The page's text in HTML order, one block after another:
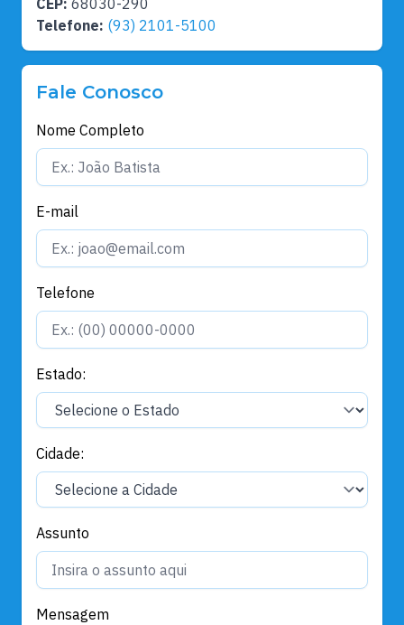
CEP: 68030-290
Telefone: (93) 2101-5100
Fale Conosco
Nome Completo
E-mail
Telefone
Estado:
Cidade:
Assunto
Mensagem